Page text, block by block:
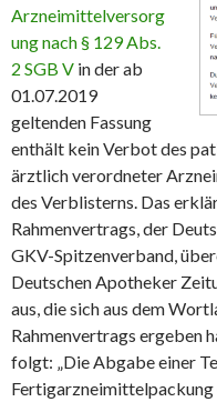
Arzneimittelversorg
ung nach § 129 Abs.
2 SGB V in der ab
01.07.2019
geltenden Fassung
enthält kein Verbot des
ärztlich verordneter
des Verblisterns. Das
Rahmenvertrags, der
GKV-Spitzenverband,
Deutschen Apotheker
aus, die sich aus dem
Rahmenvertrags ergeben
folgt: „Die Abgabe einer
Fertigarzneimittelpackung